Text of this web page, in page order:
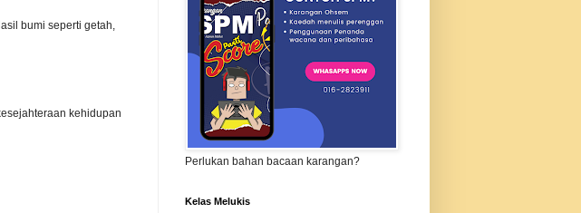
bumi seperti getah,
kehidupan
Perlukan bahan bacaan karangan?
Kelas Melukis